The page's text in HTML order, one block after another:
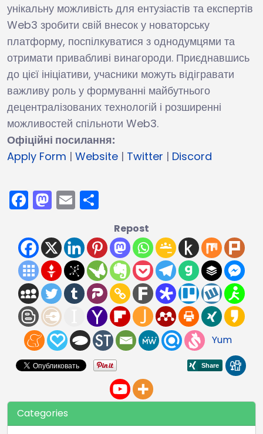
унікальну можливість для ентузіастів та експертів
Web3 зробити свій внесок у новаторську
платформу, поспілкуватися з однодумцями та
отримати привабливі винагороди. Приєднавшись
до цієї ініціативи, учасники можуть відігравати
важливу роль у формуванні майбутнього
децентралізованих технологій і розширенні
можливостей спільноти Web3.
Офіційні посилання:
Apply Form | Website | Twitter | Discord
Facebook
Mastodon
Email
Repost
Yum
Categories